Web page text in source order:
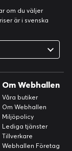
om du väljer
är i svenska
Om Webhallen
Våra butiker
Om Webhallen
Miljöpolicy
Lediga tjänster
Tillverkare
Webhallen Företag